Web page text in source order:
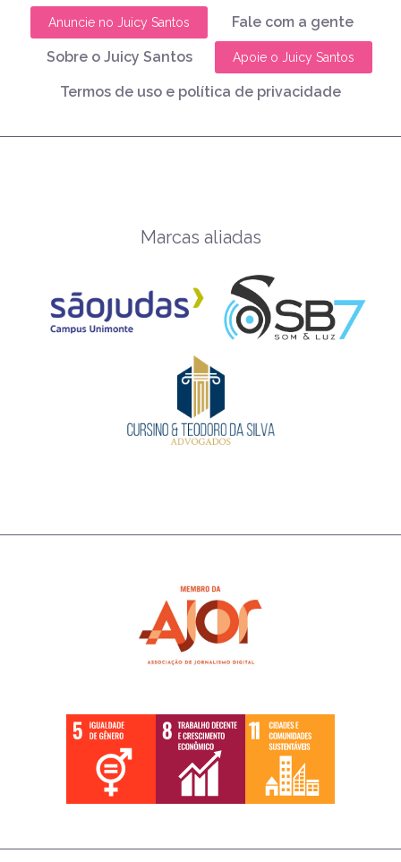
Anuncie no Juicy Santos Fale com a gente
Sobre o Juicy Santos Apoie o Juicy Santos
Termos de uso e política de privacidade
Marcas aliadas